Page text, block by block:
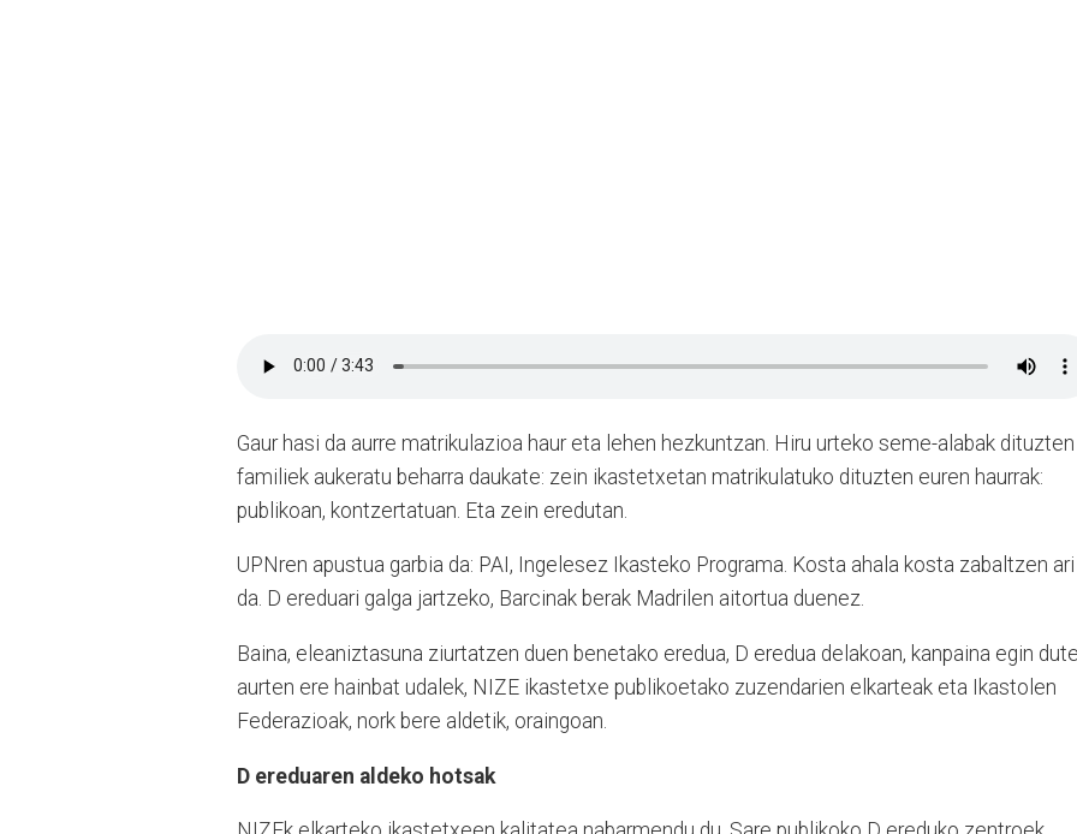
Gaur hasi da aurre matrikulazioa haur eta lehen hezkuntzan. Hiru urteko seme-alabak dituzten
familiek aukeratu beharra daukate: zein ikastetxetan matrikulatuko dituzten euren haurrak:
publikoan, kontzertatuan. Eta zein eredutan.
UPNren apustua garbia da: PAI, Ingelesez Ikasteko Programa. Kosta ahala kosta zabaltzen ari
da. D ereduari galga jartzeko, Barcinak berak Madrilen aitortua duenez.
Baina, eleaniztasuna ziurtatzen duen benetako eredua, D eredua delakoan, kanpaina egin
aurten ere hainbat udalek, NIZE ikastetxe publikoetako zuzendarien elkarteak eta Ikastolen
Federazioak, nork bere aldetik, oraingoan.
D ereduaren aldeko hotsak